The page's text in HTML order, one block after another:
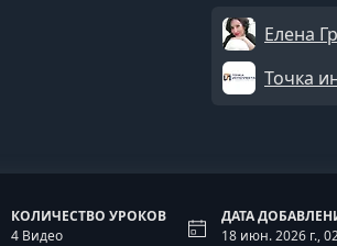
Елена
Точка
КОЛИЧЕСТВО УРОКОВ
4 Видео
ДАТА
18 июн. 2026 г.,